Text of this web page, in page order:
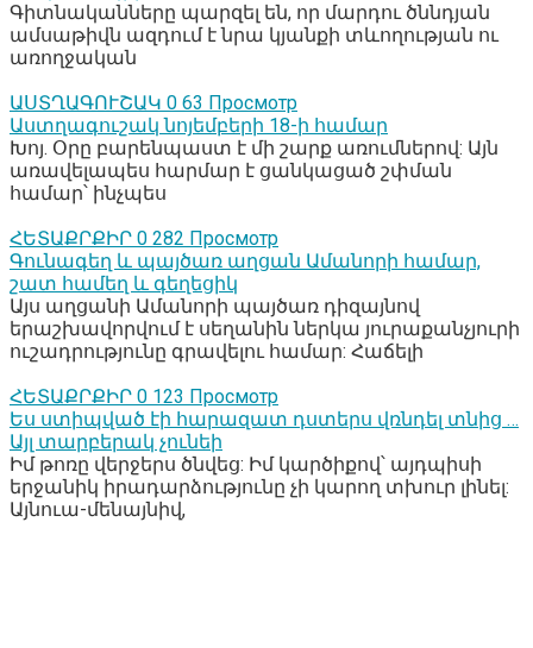
Գիտնականները պարզել են, որ մարդու ծննդյան
ամսաթիվն ազդում է նրա կյանքի տևողության ու
առողջական
ԱՍՏՂԱԳՈՒՇԱԿ 0 63 Просмотр
Աստղագուշակ նոյեմբերի 18-ի համար
Խոյ. Օրը բարենպաստ է մի շարք առումներով: Այն
առավելապես հարմար է ցանկացած շփման
համար՝ ինչպես
ՀԵՏԱՔՐՔԻՐ 0 282 Просмотр
Գունագեղ և պայծառ աղցան Ամանորի համար,
շատ համեղ և գեղեցիկ
Այս աղցանի Ամանորի պայծառ դիզայնով
երաշխավորվում է սեղանին ներկա յուրաքանչյուրի
ուշադրությունը գրավելու համար: Հաճելի
ՀԵՏԱՔՐՔԻՐ 0 123 Просмотр
Ես ստիպված էի հարազատ դստերս վռնդել տնից …
Այլ տարբերակ չունեի
Իմ թոռը վերջերս ծնվեց: Իմ կարծիքով՝ այդպիսի
երջանիկ իրադարձությունը չի կարող տխուր լինել:
Այնուա-մենայնիվ,